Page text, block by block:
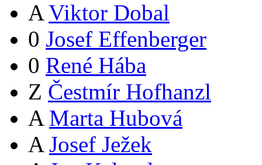
A Viktor Dobal
0 Josef Effenberger
0 René Hába
Z Čestmír Hofhanzl
A Marta Hubová
A Josef Ježek